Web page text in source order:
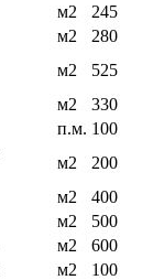
м2
245
м2
280
м2
525
м2
330
п.м. 100
м2
200
м2
400
м2
500
м2
600
м2
100